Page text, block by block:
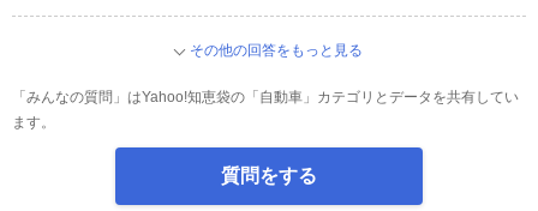
その他の回答をもっと見る
「みんなの質問」はYahoo!知恵袋の「自動車」カテゴリとデータを共有してい
ます。
質問をする